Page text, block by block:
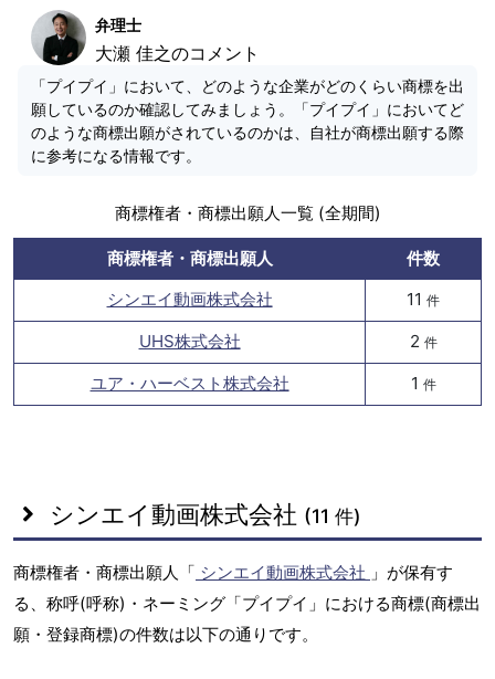
弁理士
大瀬 佳之のコメント
「プイプイ」において、どのような企業がどのくらい商標を出
願しているのか確認してみましょう。「プイプイ」においてど
のような商標出願がされているのかは、自社が商標出願する際
に参考になる情報です。
商標権者・商標出願人一覧 (全期間)
商標権者・商標出願人
件数
シンエイ動画株式会社
11 件
UHS株式会社 2 件
ユア・ハーベスト株式会社 1 件
シンエイ動画株式会社 (11 件)
商標権者・商標出願人「 シンエイ動画株式会社 」が保有す
る、称呼(呼称)・ネーミング「プイプイ」における商標(商標出
願・登録商標)の件数は以下の通りです。